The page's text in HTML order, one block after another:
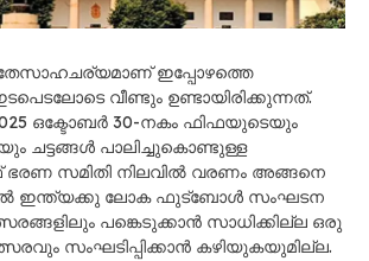
ഇപ്പോഴത്തെ
വീണ്ടും ഉണ്ടായിരിക്കുന്നത്.
ഒക്ടോബർ 30-നകം ഫിഫയുടെയും
ചട്ടങ്ങൾ പാലിച്ചുകൊണ്ടുള്ള
സമിതി നിലവിൽ വരണം അങ്ങനെ
ഇന്ത്യക്കു ലോക ഫുട്ബോൾ സംഘടന
പങ്കെടുക്കാൻ സാധിക്കില്ല ഒരു
സംഘടിപ്പിക്കാൻ കഴിയുകയുമില്ല.